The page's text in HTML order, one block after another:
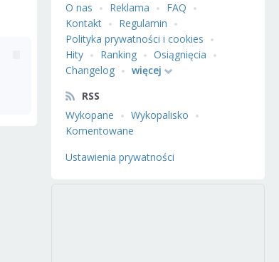
O nas
Reklama
FAQ
Kontakt
Regulamin
Polityka prywatności i cookies
Hity
Ranking
Osiągnięcia
Changelog
więcej
RSS
Wykopane
Wykopalisko
Komentowane
Ustawienia prywatności